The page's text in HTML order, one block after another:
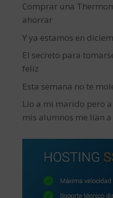
Comprar una
ahorrar
Y ya estamos en
El secreto para
feliz
Esta semana no te
Lío a mi marido pero
mis alumnos me lían